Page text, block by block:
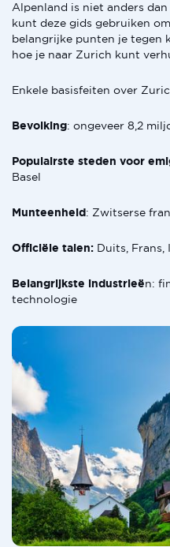
Alpenland is niet anders
kunt deze gids gebruiken
belangrijke punten je tegen
hoe je naar Zurich kunt
Enkele basisfeiten over
Bevolking: ongeveer 8,2
Populairste steden voor
Basel
Munteenheid: Zwitserse
Officiële talen: Duits, Frans,
Belangrijkste industrieën:
technologie